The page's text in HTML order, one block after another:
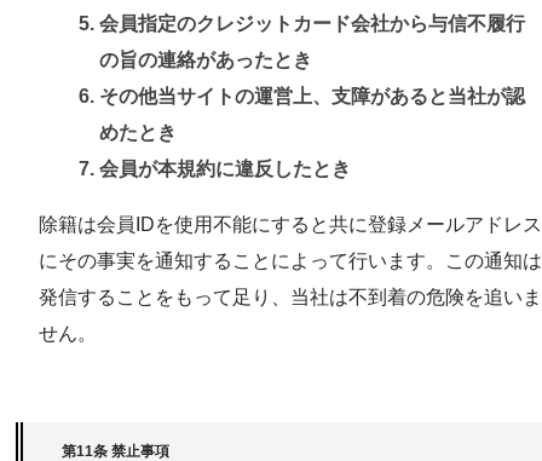
会員指定のクレジットカード会社から与信不履行
の旨の連絡があったとき
その他当サイトの運営上、支障があると当社が認
めたとき
会員が本規約に違反したとき
除籍は会員IDを使用不能にすると共に登録メールアドレス
にその事実を通知することによって行います。この通知は
発信することをもって足り、当社は不到着の危険を追いま
せん。
第11条 禁止事項